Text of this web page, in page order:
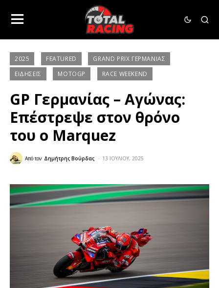
2025 FEATURED
GRAND PRIX ΓΕΡΜΑΝΊΑΣ
ΕΙΔΉΣΕΙΣ
MOTOGP RACE WEEKEND
GP Γερμανίας – Αγώνας:
Επέστρεψε στον θρόνο
του ο Marquez
Από τον Δημήτρης Βούρδας 13 ΙΟΥΛΊΟΥ, 2025